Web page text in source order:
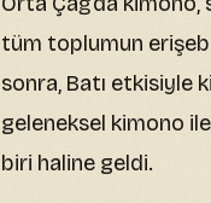
tüm toplumun
sonra, Batı etkisiyle
geleneksel kimono
biri haline geldi.